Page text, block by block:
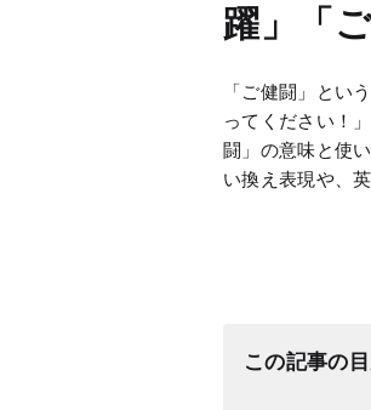
躍」「
「ご健闘」とい
ってください！
闘」の意味と使
い換え表現や、
この記事の